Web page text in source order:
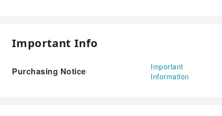
Important Info
Purchasing Notice
Important
Information